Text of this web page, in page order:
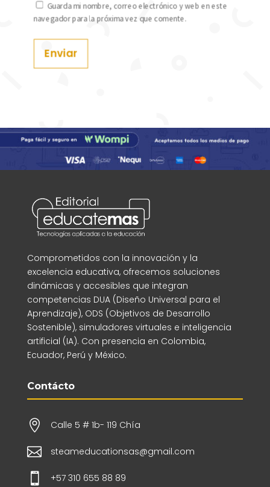
Guarda mi nombre, correo electrónico y web en este
navegador para la próxima vez que comente.
Enviar
Comprometidos con la innovación y la
excelencia educativa, ofrecemos soluciones
dinámicas y accesibles que integran
competencias DUA (Diseño Universal para el
Aprendizaje), ODS (Objetivos de Desarrollo
Sostenible), simuladores virtuales e inteligencia
artificial (IA). Con presencia en Colombia,
Ecuador, Perú y México.
Contácto
 Calle 5 # 1b- 119 Chía
 steameducationsas@gmail.com
 +57 310 655 88 89